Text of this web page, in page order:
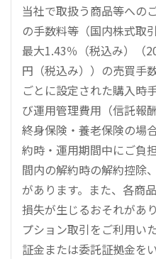
当社で取扱う商品等への
の手数料等（国内株式取
最大1.43％（税込み）（
円（税込み））の売買手
ごとに設定された購入時
び運用管理費用（信託報
終身保険・養老保険の場
約時・運用期間中にご負
間内の解約時の解約控除
があります。また、各商
損失が生じるおそれがあ
プション取引をご利用い
証金または委託証拠金を